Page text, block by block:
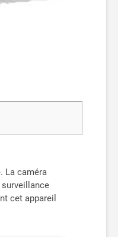
La caméra
surveillance
cet appareil